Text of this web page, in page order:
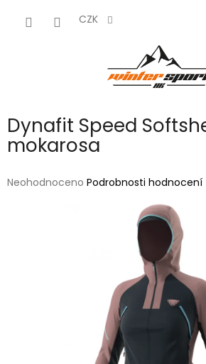
CZK
Dynafit Speed
mokarosa
Průměrné
Neohodnoceno Podrobnosti hodnocení